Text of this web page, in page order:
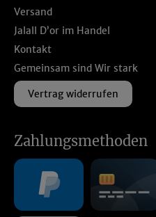
Versand
Jalall D’or im Handel
Kontakt
Gemeinsam sind Wir stark
Vertrag widerrufen
Zahlungsmethoden